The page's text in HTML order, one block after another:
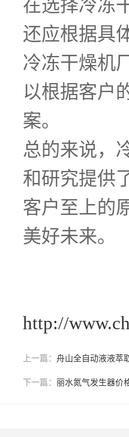
在选择冷冻
还应根据具
冷冻干燥机
以根据客户
案。
总的来说，
和研究提供
客户至上的
美好未来。
http://
上一篇： 舟山全自动液液萃
下一篇： 丽水氮气发生器价